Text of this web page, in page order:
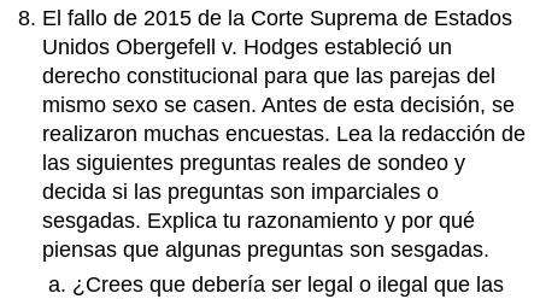
El fallo de 2015 de la Corte Suprema de Estados
Unidos Obergefell v. Hodges estableció un
derecho constitucional para que las parejas del
mismo sexo se casen. Antes de esta decisión, se
realizaron muchas encuestas. Lea la redacción de
las siguientes preguntas reales de sondeo y
decida si las preguntas son imparciales o
sesgadas. Explica tu razonamiento y por qué
piensas que algunas preguntas son sesgadas.
¿Crees que debería ser legal o ilegal que las